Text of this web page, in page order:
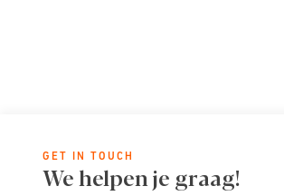
GET IN TOUCH
We helpen je graag!